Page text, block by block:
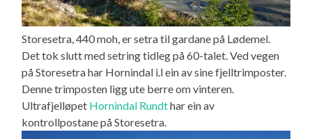
Storesetra, 440 moh, er setra til gardane på Lødemel.
Det tok slutt med setring tidleg på 60-talet. Ved vegen
på Storesetra har Hornindal i.l ein av sine fjelltrimposter.
Denne trimposten ligg ute berre om vinteren.
Ultrafjelløpet Hornindal Rundthar ein av
kontrollpostane på Storesetra.